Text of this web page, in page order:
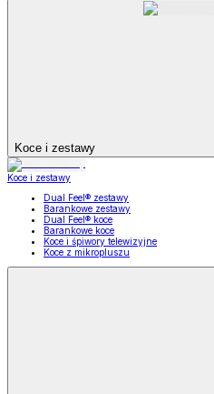
Koce i zestawy
Koce i zestawy
Dual Feel® zestawy
Barankowe zestawy
Dual Feel® koce
Barankowe koce
Koce i śpiwory telewizyjne
Koce z mikropluszu